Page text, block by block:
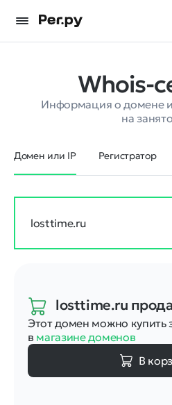
Whois-
Информация о домене
на
Домен или IP Регистратор
losttime.ru
Этот домен можно купить
в магазине доменов
В